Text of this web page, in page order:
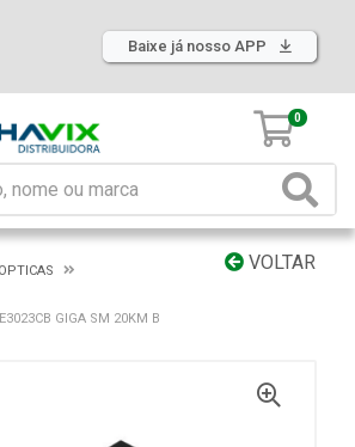
Baixe já nosso APP
0
VOLTAR
GIGA SM 20KM B